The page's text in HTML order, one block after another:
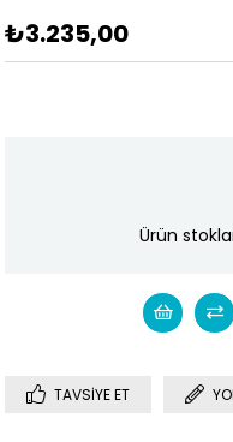
₺3.235,00
Ürün
TAVSIYE ET